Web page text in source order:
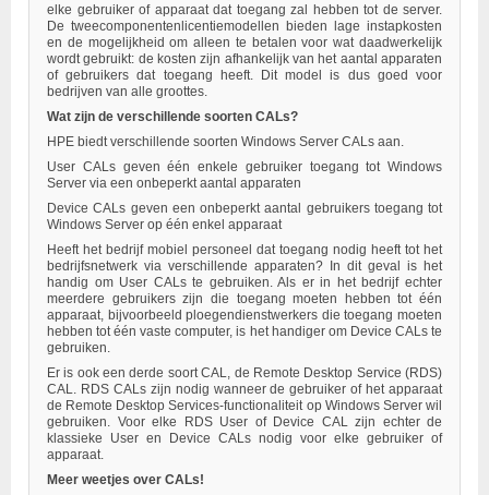
elke gebruiker of apparaat dat toegang zal hebben tot de server.
De tweecomponentenlicentiemodellen bieden lage instapkosten
en de mogelijkheid om alleen te betalen voor wat daadwerkelijk
wordt gebruikt: de kosten zijn afhankelijk van het aantal apparaten
of gebruikers dat toegang heeft. Dit model is dus goed voor
bedrijven van alle groottes.
Wat zijn de verschillende soorten CALs?
HPE biedt verschillende soorten Windows Server CALs aan.
User CALs geven één enkele gebruiker toegang tot Windows
Server via een onbeperkt aantal apparaten
Device CALs geven een onbeperkt aantal gebruikers toegang tot
Windows Server op één enkel apparaat
Heeft het bedrijf mobiel personeel dat toegang nodig heeft tot het
bedrijfsnetwerk via verschillende apparaten? In dit geval is het
handig om User CALs te gebruiken. Als er in het bedrijf echter
meerdere gebruikers zijn die toegang moeten hebben tot één
apparaat, bijvoorbeeld ploegendienstwerkers die toegang moeten
hebben tot één vaste computer, is het handiger om Device CALs te
gebruiken.
Er is ook een derde soort CAL, de Remote Desktop Service (RDS)
CAL. RDS CALs zijn nodig wanneer de gebruiker of het apparaat
de Remote Desktop Services-functionaliteit op Windows Server wil
gebruiken. Voor elke RDS User of Device CAL zijn echter de
klassieke User en Device CALs nodig voor elke gebruiker of
apparaat.
Meer weetjes over CALs!